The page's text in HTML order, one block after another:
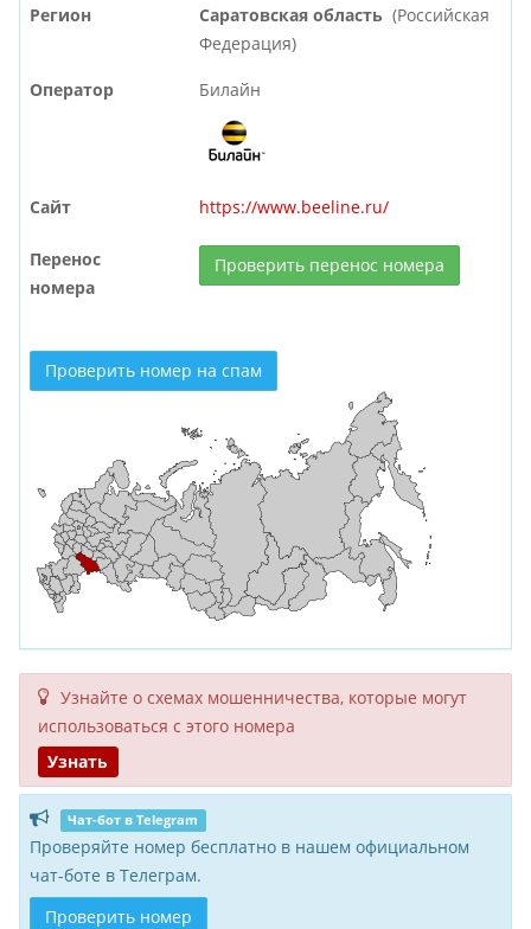
Регион Саратовская область (Российская
Федерация)
Оператор Билайн
Сайт https://www.beeline.ru/
Перенос
номера
Проверить перенос номера
Проверить номер на спам
Узнайте о схемах мошенни­чества, кото­рые могут
исполь­зоваться с этого номера
Узнать
Чат-бот в Telegram
Проверяйте номер бесплатно в нашем официальном
чат-боте в Телеграм.
Проверить номер